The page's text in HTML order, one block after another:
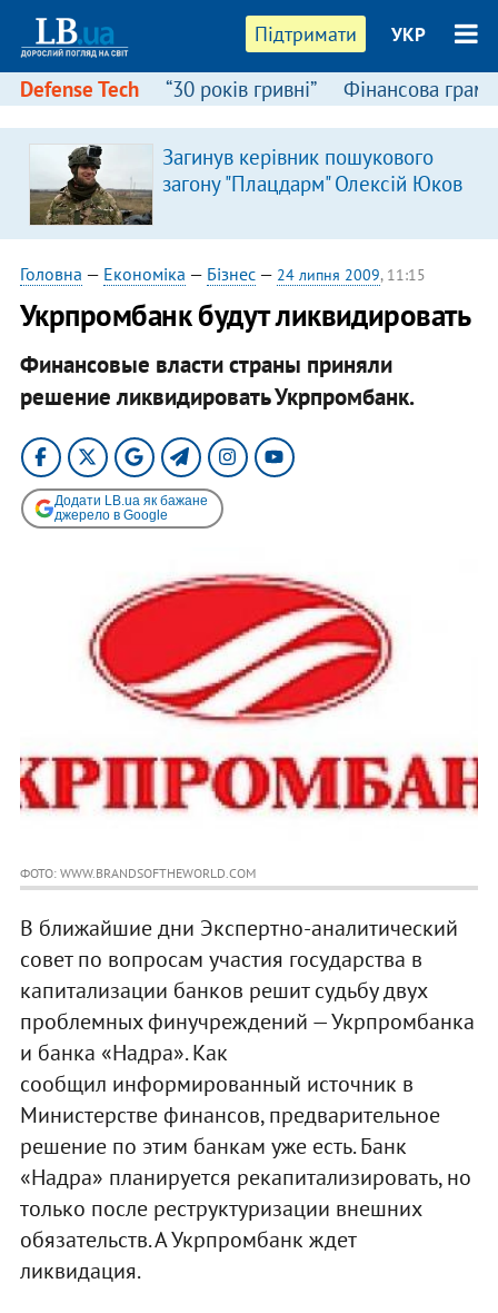
Підтримати УКР
Defense Tech “30 років гривні” Фінансова
Загинув керівник пошукового
загону "Плацдарм" Олексій Юков
Головна — Економіка — Бізнес— 24 липня 2009, 11:15
Укрпромбанк будут ликвидировать
Финансовые власти страны приняли
решение ликвидировать Укрпромбанк.
Додати LB.ua як бажане
джерело в Google
ФОТО: WWW.BRANDSOFTHEWORLD.COM
В ближайшие дни Экспертно-аналитический
совет по вопросам участия государства в
капитализации банков решит судьбу двух
проблемных финучреждений — Укрпромбанка
и банка «Надра». Как
сообщил информированный источник в
Министерстве финансов, предварительное
решение по этим банкам уже есть. Банк
«Надра» планируется рекапитализировать, но
только после реструктуризации внешних
обязательств. А Укрпромбанк ждет
ликвидация.